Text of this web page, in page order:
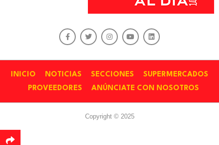
INICIO NOTICIAS SECCIONES
SUPERMERCADOS
PROVEEDORES
ANÚNCIATE CON NOSOTROS
Copyright © 2025